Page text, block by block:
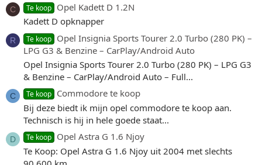
C Te koop Opel Kadett D 1.2N
Kadett D opknapper
R Te koop Opel Insignia Sports Tourer 2.0 Turbo (280 PK) –
LPG G3 & Benzine – CarPlay/Android Auto
Opel Insignia Sports Tourer 2.0 Turbo (280 PK) – LPG G3
& Benzine – CarPlay/Android Auto – Full...
C Te koop Commodore te koop
Bij deze biedt ik mijn opel commodore te koop aan.
Technisch is hij in hele goede staat...
D Te koop Opel Astra G 1.6 Njoy
Te Koop: Opel Astra G 1.6 Njoy uit 2004 met slechts